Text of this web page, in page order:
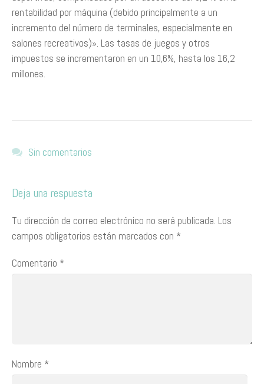
rentabilidad por máquina (debido principalmente a un
incremento del número de terminales, especialmente en
salones recreativos)». Las tasas de juegos y otros
impuestos se incrementaron en un 10,6%, hasta los 16,2
millones.
Sin comentarios
Deja una respuesta
Tu dirección de correo electrónico no será publicada. Los
campos obligatorios están marcados con *
Comentario *
Nombre *